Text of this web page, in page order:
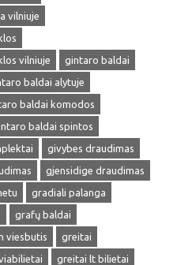
vilniuje
vilniuje
gintaro baldai
baldai alytuje
baldai komodos
baldai spintos
givybes draudimas
gjensidige draudimas
gradiali palanga
grafų baldai
viesbutis
greitai
greitai lt bilietai